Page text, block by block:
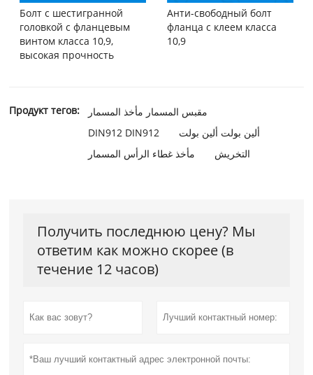
Болт с шестигранной
головкой с фланцевым
винтом класса 10,9,
высокая прочность
Анти-свободный болт
фланца с клеем класса
10,9
Продукт тегов:
مقبس المسمار مأخذ المسمار
DIN912 DIN912
ألين بولت ألين بولت
مأخذ غطاء الرأس المسمار
التخريش
Получить последнюю цену? Мы
ответим как можно скорее (в
течение 12 часов)